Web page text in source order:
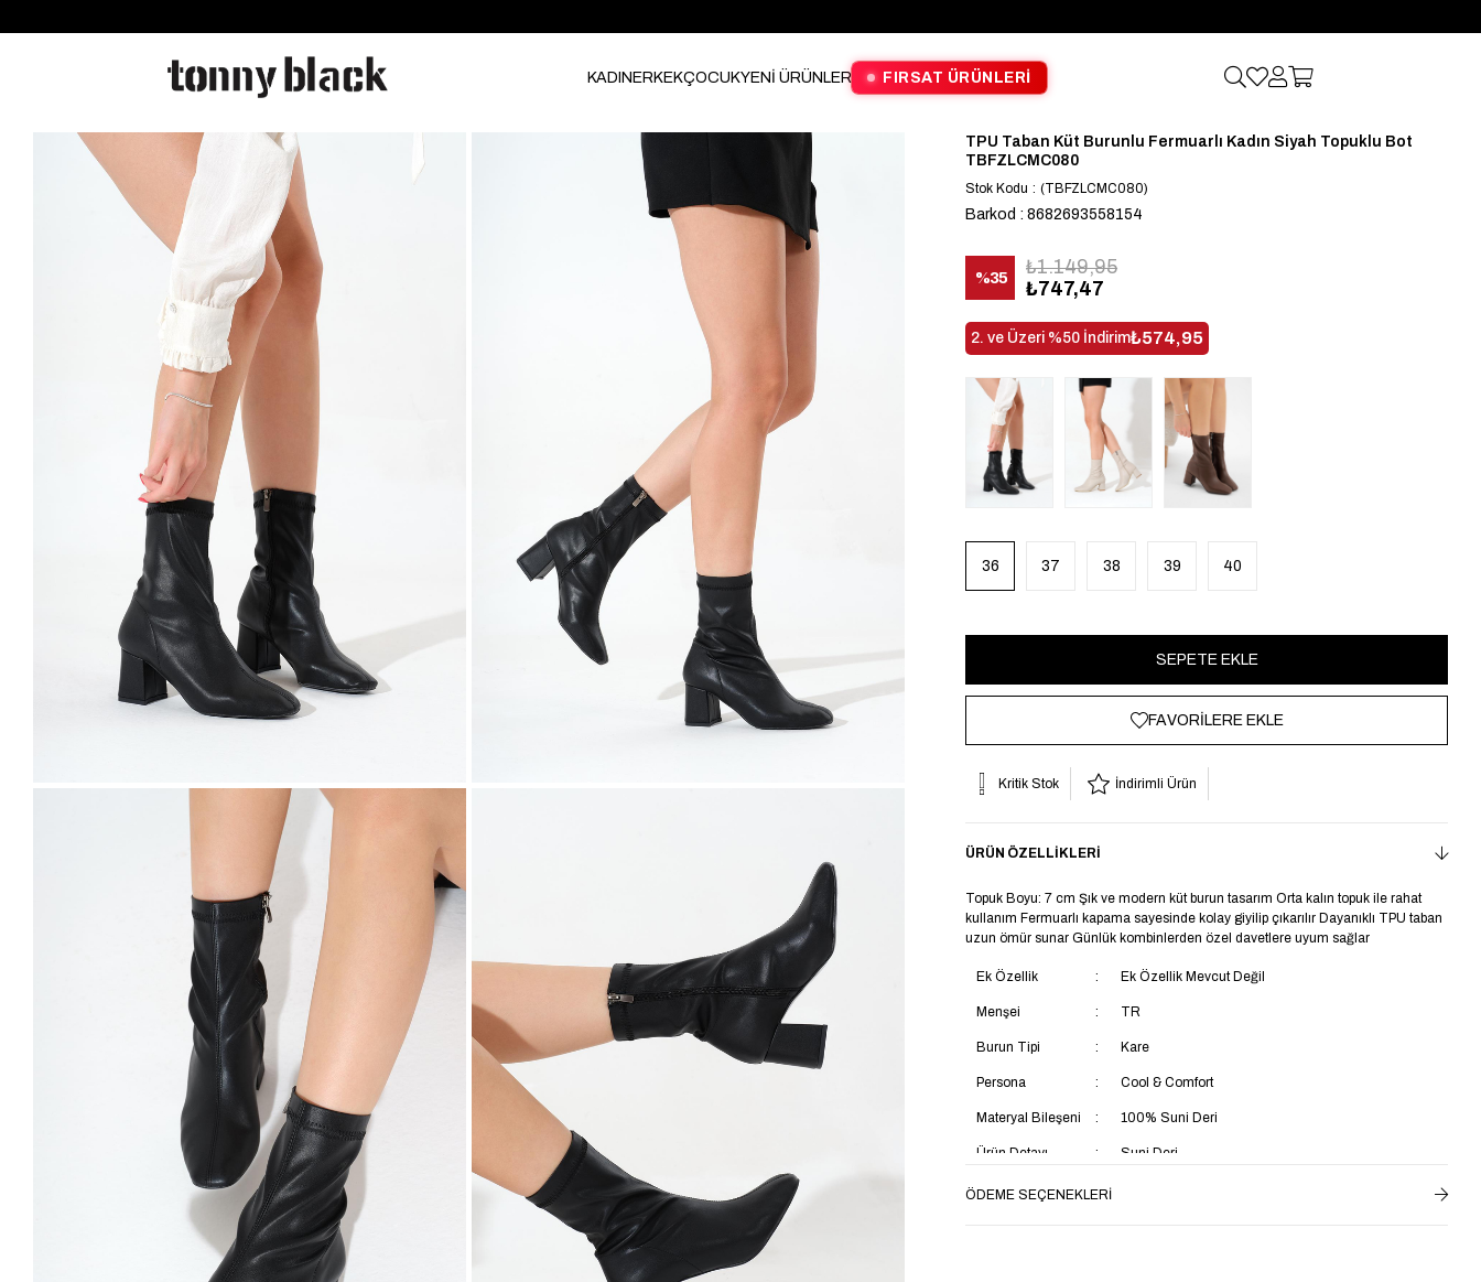
KADINERKEKÇOCUKYENİ ÜRÜNLER FIRSAT ÜRÜNLERİ
TPU Taban Küt Burunlu Fermuarlı Kadın Siyah Topuklu Bot
TBFZLCMC080
Stok Kodu (TBFZLCMC080)
Barkod : 8682693558154
%35
İndirim
₺1.149,95
₺747,47
2. ve Üzeri %50 İndirim₺574,95
36 37 38 39 40
FAVORILERE EKLE
Kritik Stok İndirimli Ürün
ÜRÜN ÖZELLIKLERI
Topuk Boyu: 7 cm Şık ve modern küt burun tasarım Orta kalın topuk ile rahat
kullanım Fermuarlı kapama sayesinde kolay giyilip çıkarılır Dayanıklı TPU taban
uzun ömür sunar Günlük kombinlerden özel davetlere uyum sağlar
Ek Özellik Ek Özellik Mevcut Değil
Menşei TR
Burun Tipi Kare
Persona Cool & Comfort
Materyal Bileşeni 100% Suni Deri
Ürün Detayı Suni Deri
Kalıp
ÖDEME SEÇENEKLERI